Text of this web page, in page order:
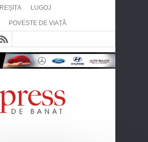
REȘIȚA LUGOJ
POVESTE DE VIAȚĂ